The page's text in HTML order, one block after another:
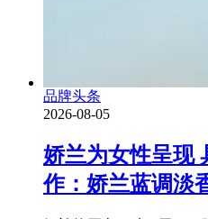
品牌头条
2026-08-05
娇兰为女性呈现
作：娇兰蓝调淡